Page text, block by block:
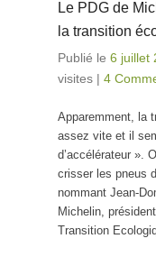
Le PDG de
la transition
Publié le 6 juillet
visites | 4
Apparemment, la
assez vite et il
d’accélérateur ».
crisser les pneus
nommant Jean-
Michelin,
Transition